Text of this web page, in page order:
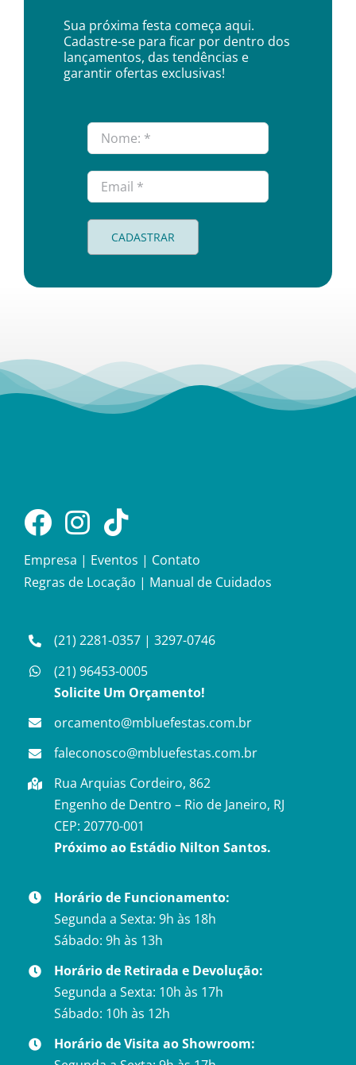
Sua próxima festa começa aqui.
Cadastre-se para ficar por dentro dos
lançamentos, das tendências e
garantir ofertas exclusivas!
CADASTRAR
Empresa | Eventos | Contato
Regras de Locação | Manual de Cuidados
(21) 2281-0357 |3297-0746
(21) 96453-0005
Solicite Um Orçamento!
orcamento@mbluefestas.com.br
faleconosco@mbluefestas.com.br
Rua Arquias Cordeiro, 862
Engenho de Dentro – Rio de Janeiro, RJ
CEP: 20770-001
Próximo ao Estádio Nilton Santos.
Horário de Funcionamento:
Segunda a Sexta: 9h às 18h
Sábado: 9h às 13h
Horário de Retirada e Devolução:
Segunda a Sexta: 10h às 17h
Sábado: 10h às 12h
Horário de Visita ao Showroom: